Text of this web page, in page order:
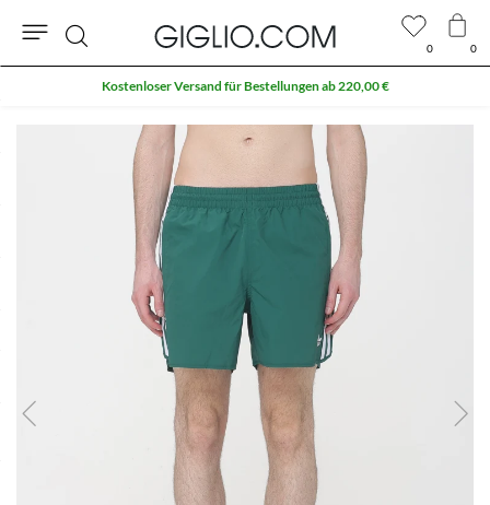
0 0
Suche
Kostenloser Versand für Bestellungen ab 220,00 €